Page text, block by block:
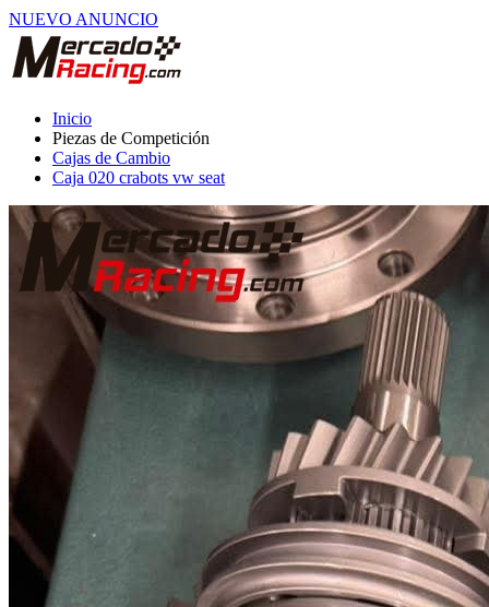
NUEVO ANUNCIO
Inicio
Piezas de Competición
Cajas de Cambio
Caja 020 crabots vw seat